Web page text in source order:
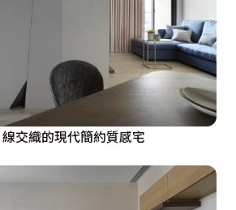
交織的現代簡約質感宅